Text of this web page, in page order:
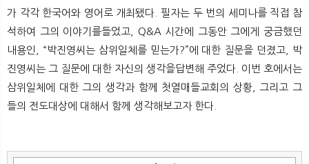
가 각각 한국어와 영어로 개최됐다. 필자는 두 번의 세미나를 직접 참
석하여 그의 이야기를들었고, Q&A 시간에 그동안 그에게 궁금했던
내용인, “박진영씨는 삼위일체를 믿는가?”에 대한 질문을 던졌고, 박
진영씨는 그 질문에 대한 자신의 생각을답변해 주었다. 이번 호에서는
삼위일체에 대한 그의 생각과 함께 첫열매들교회의 상황, 그리고 그
들의 전도대상에 대해서 함께 생각해보고자 한다.